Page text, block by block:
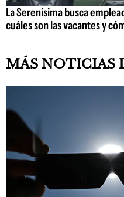
La Serenísima busca
cuáles son las vacantes y
MÁS NOTICIAS